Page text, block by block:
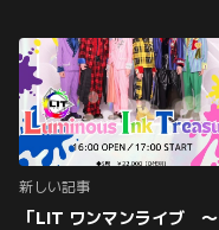
新しい記事
「LIT ワンマンライブ ～